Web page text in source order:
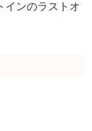
インのラストオ